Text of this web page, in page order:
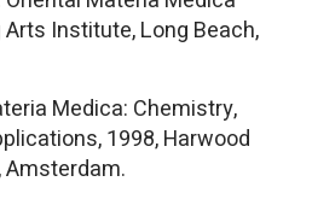
Institute, Long Beach,
Medica: Chemistry,
1998, Harwood